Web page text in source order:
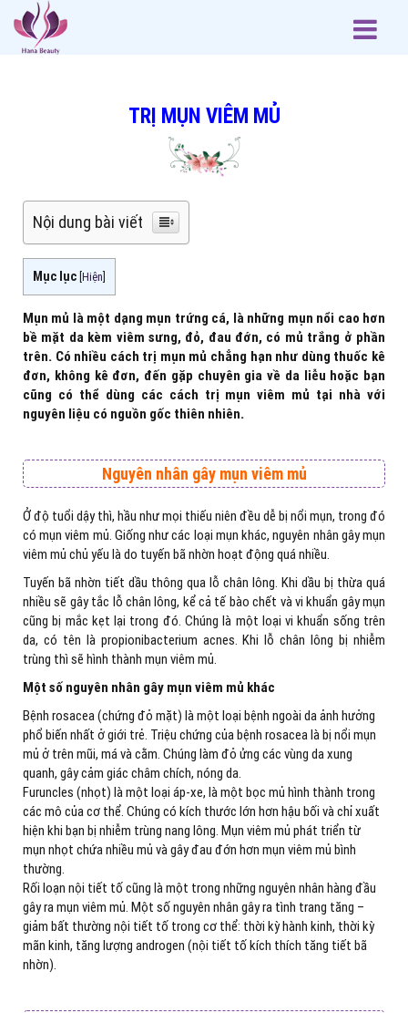
TRỊ MỤN VIÊM MỦ
Nội dung bài viết
Mục lục [Hiện]
Mụn mủ là một dạng mụn trứng cá, là những mụn nổi cao hơn
bề mặt da kèm viêm sưng, đỏ, đau đớn, có mủ trắng ở phần
trên. Có nhiều cách trị mụn mủ chẳng hạn như dùng thuốc kê
đơn, không kê đơn, đến gặp chuyên gia về da liễu hoặc bạn
cũng có thể dùng các cách trị mụn viêm mủ tại nhà với
nguyên liệu có nguồn gốc thiên nhiên.
Nguyên nhân gây mụn viêm mủ
Ở độ tuổi dậy thì, hầu như mọi thiếu niên đều dễ bị nổi mụn, trong đó
có mụn viêm mủ. Giống như các loại mụn khác, nguyên nhân gây mụn
viêm mủ chủ yếu là do tuyến bã nhờn hoạt động quá nhiều.
Tuyến bã nhờn tiết dầu thông qua lỗ chân lông. Khi dầu bị thừa quá
nhiều sẽ gây tắc lỗ chân lông, kể cả tế bào chết và vi khuẩn gây mụn
cũng bị mắc kẹt lại trong đó. Chúng là một loại vi khuẩn sống trên
da, có tên là propionibacterium acnes. Khi lỗ chân lông bị nhiễm
trùng thì sẽ hình thành mụn viêm mủ.
Một số nguyên nhân gây mụn viêm mủ khác
Bệnh rosacea (chứng đỏ mặt) là một loại bệnh ngoài da ảnh hưởng
phổ biến nhất ở giới trẻ. Triệu chứng của bệnh rosacea là bị nổi mụn
mủ ở trên mũi, má và cằm. Chúng làm đỏ ửng các vùng da xung
quanh, gây cảm giác châm chích, nóng da.
Furuncles (nhọt) là một loại áp-xe, là một bọc mủ hình thành trong
các mô của cơ thể. Chúng có kích thước lớn hơn hậu bối và chỉ xuất
hiện khi bạn bị nhiễm trùng nang lông. Mụn viêm mủ phát triển từ
mụn nhọt chứa nhiều mủ và gây đau đớn hơn mụn viêm mủ bình
thường.
Rối loạn nội tiết tố cũng là một trong những nguyên nhân hàng đầu
gây ra mụn viêm mủ. Một số nguyên nhân gây ra tình trang tăng –
giảm bất thường nội tiết tố trong cơ thể: thời kỳ hành kinh, thời kỳ
mãn kinh, tăng lượng androgen (nội tiết tố kích thích tăng tiết bã
nhờn).